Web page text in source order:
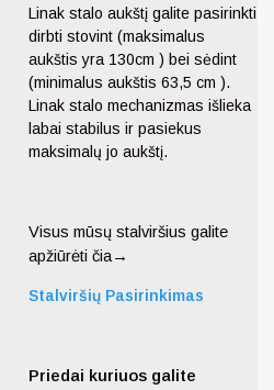
Linak stalo aukštį galite pasirinkti
dirbti stovint (maksimalus
aukštis yra 130cm ) bei sėdint
(minimalus aukštis 63,5 cm ).
Linak stalo mechanizmas išlieka
labai stabilus ir pasiekus
maksimalų jo aukštį.
Visus mūsų stalviršius galite
apžiūrėti čia→
Stalviršių Pasirinkimas
Priedai kuriuos galite